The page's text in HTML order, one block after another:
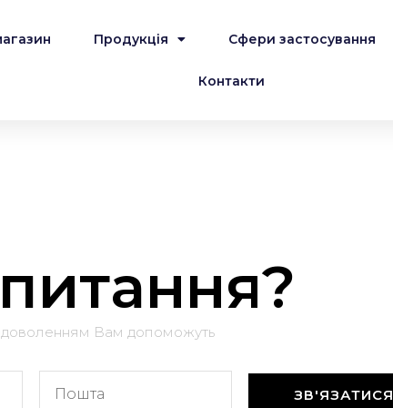
Продукція Сфери застосування
Контакти
Вам допоможуть
ЗВ'ЯЗАТИСЯ